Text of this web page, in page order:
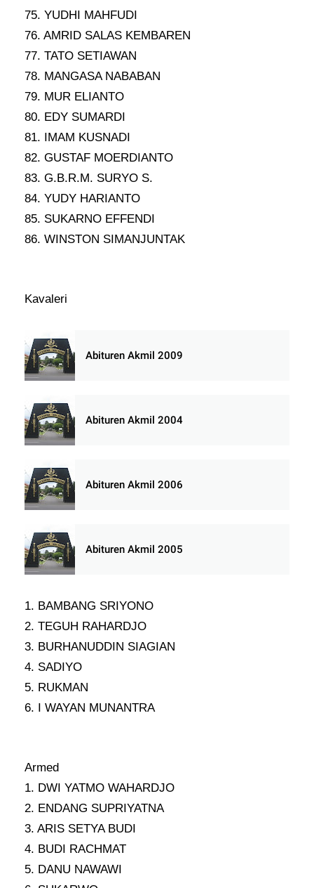
75. YUDHI MAHFUDI
76. AMRID SALAS KEMBAREN
77. TATO SETIAWAN
78. MANGASA NABABAN
79. MUR ELIANTO
80. EDY SUMARDI
81. IMAM KUSNADI
82. GUSTAF MOERDIANTO
83. G.B.R.M. SURYO S.
84. YUDY HARIANTO
85. SUKARNO EFFENDI
86. WINSTON SIMANJUNTAK
Kavaleri
Abituren Akmil 2009
Abituren Akmil 2004
Abituren Akmil 2006
Abituren Akmil 2005
1. BAMBANG SRIYONO
2. TEGUH RAHARDJO
3. BURHANUDDIN SIAGIAN
4. SADIYO
5. RUKMAN
6. I WAYAN MUNANTRA
Armed
1. DWI YATMO WAHARDJO
2. ENDANG SUPRIYATNA
3. ARIS SETYA BUDI
4. BUDI RACHMAT
5. DANU NAWAWI